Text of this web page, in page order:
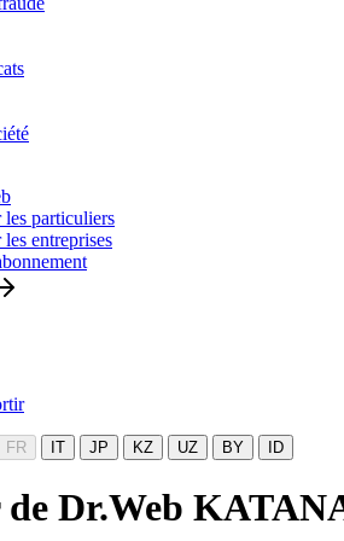
particuliers
entreprises
FR IT JP KZ UZ BY ID
Dr.Web